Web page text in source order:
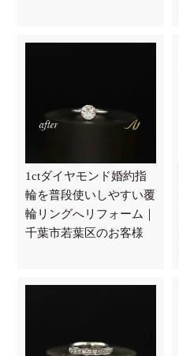
1ctダイヤモンド婚約指
輪を普段使いしやすい覆
輪リングへリフォーム｜
千葉市若葉区のお客様